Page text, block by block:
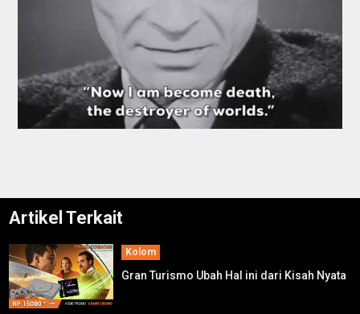
Artikel Terkait
Kolom
Gran Turismo Ubah Hal ini dari Kisah Nyata